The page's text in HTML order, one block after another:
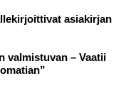
asiakirjan
valmistuvan – Vaatii